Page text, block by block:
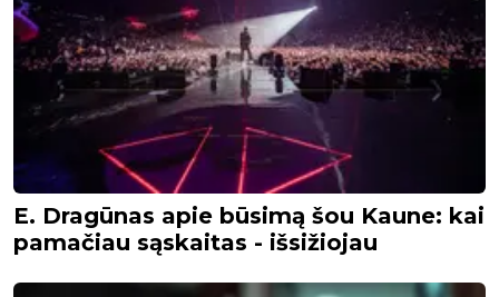
E. Dragūnas apie būsimą šou Kaune: kai
pamačiau sąskaitas - išsižiojau